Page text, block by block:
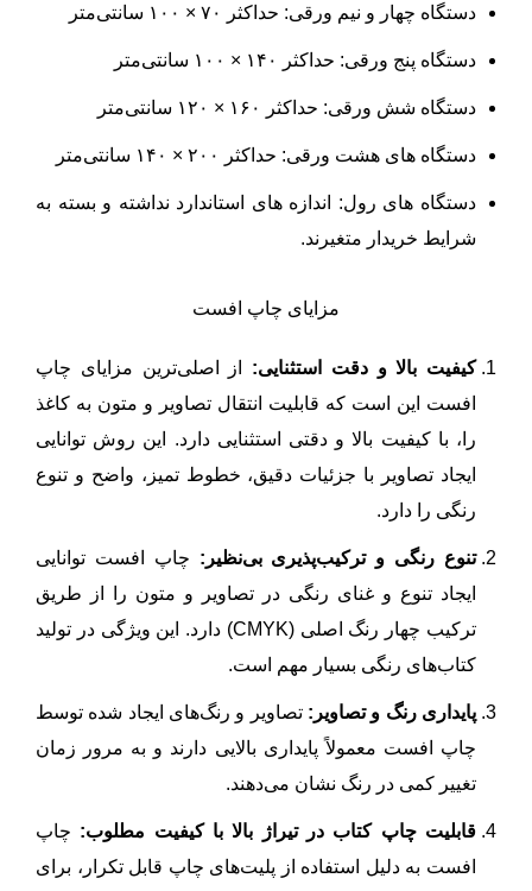
دستگاه چهار و نیم ورقی: حداکثر ۷۰ × ۱۰۰ سانتی‌متر
دستگاه پنج ورقی: حداکثر ۱۴۰ × ۱۰۰ سانتی‌متر
دستگاه شش ورقی: حداکثر ۱۶۰ × ۱۲۰ سانتی‌متر
دستگاه های هشت ورقی: حداکثر ۲۰۰ × ۱۴۰ سانتی‌متر
دستگاه های رول: اندازه های استاندارد نداشته و بسته به
شرایط خریدار متغیرند.
مزایای چاپ افست
کیفیت بالا و دقت استثنایی: از اصلی‌ترین مزایای چاپ
افست این است که قابلیت انتقال تصاویر و متون به کاغذ
را، با کیفیت بالا و دقتی استثنایی دارد. این روش توانایی
ایجاد تصاویر با جزئیات دقیق، خطوط تمیز، واضح و تنوع
رنگی را دارد.
تنوع رنگی و ترکیب‌پذیری بی‌نظیر: چاپ افست توانایی
ایجاد تنوع و غنای رنگی در تصاویر و متون را از طریق
ترکیب چهار رنگ اصلی (CMYK) دارد. این ویژگی در تولید
کتاب‌های رنگی بسیار مهم است.
پایداری رنگ و تصاویر: تصاویر و رنگ‌های ایجاد شده توسط
چاپ افست معمولاً پایداری بالایی دارند و به مرور زمان
تغییر کمی در رنگ نشان می‌دهند.
قابلیت چاپ کتاب در تیراژ بالا با کیفیت مطلوب: چاپ
افست به دلیل استفاده از پلیت‌های چاپ قابل تکرار، برای